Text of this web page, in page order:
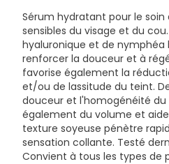
Sérum hydratant pour le
sensibles du visage et du
hyaluronique et de nymphéa
renforcer la douceur et à
favorise également la
et/ou de lassitude du teint.
douceur et l'homogénéité du
également du volume et
texture soyeuse pénètre
sensation collante. Testé
Convient à tous les types de